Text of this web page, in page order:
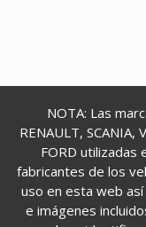
NOTA: Las
RENAULT, SCANIA,
FORD utilizadas
fabricantes de los
uso en esta web
e imágenes